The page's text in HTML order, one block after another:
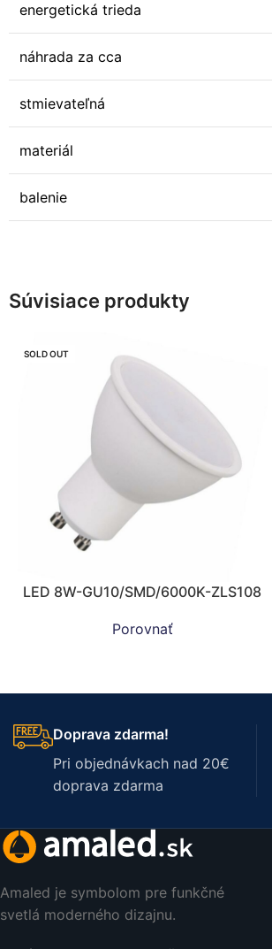
energetická trieda
náhrada za cca
stmievateľná
materiál
balenie
Súvisiace produkty
SOLD OUT
LED 8W-GU10/SMD/6000K-ZLS108
Porovnať
Doprava zdarma!
Pri objednávkach nad 20€
doprava zdarma
Amaled je symbolom pre funkčné
svetlá moderného dizajnu.